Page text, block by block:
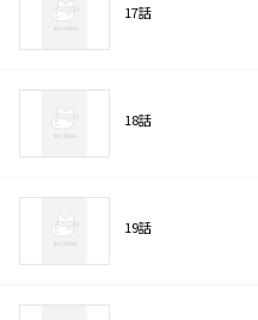
17話
18話
19話